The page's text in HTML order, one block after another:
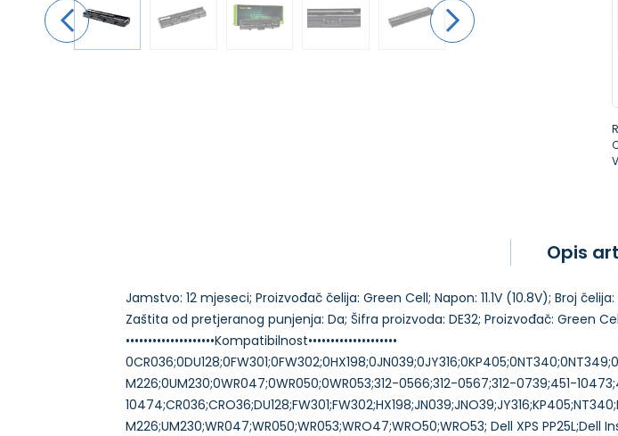
Opis
Jamstvo: 12 mjeseci; Proizvođač čelija: Green Cell; Napon: 11.1V (10.8V); Broj
Zaštita od pretjeranog punjenja: Da; Šifra proizvoda: DE32; Proizvođač: Green
••••••••••••••••••••Kompatibilnost••••••••••••••••••••
M226;0UM230;0WR047;0WR050;0WR053;312-0566;312-0567;312-0739;451-
M226;UM230;WR047;WR050;WR053;WRO47;WRO50;WRO53; Dell XPS PP25L;Dell